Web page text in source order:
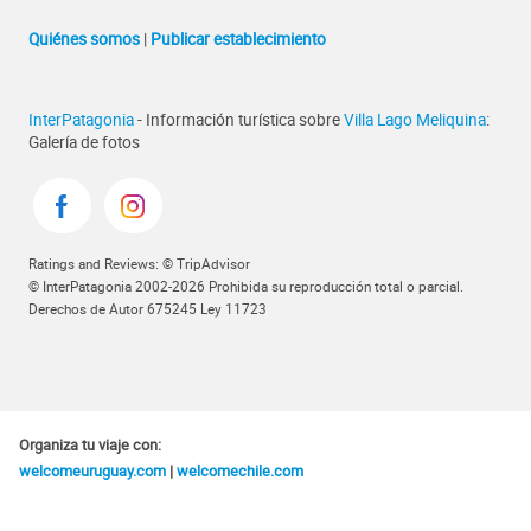
Quiénes somos | Publicar establecimiento
InterPatagonia- Información turística sobreVilla Lago Meliquina:
Galería de fotos
Ratings and Reviews: © TripAdvisor
© InterPatagonia 2002-2026 Prohibida su reproducción total o parcial.
Derechos de Autor 675245 Ley 11723
Organiza tu viaje con:
welcomeuruguay.com |welcomechile.com